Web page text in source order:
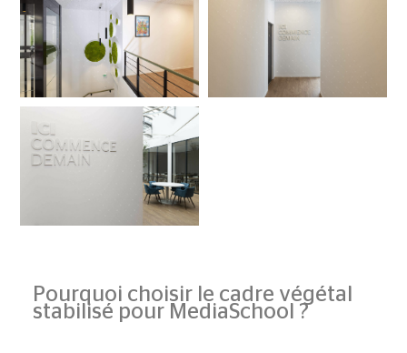
Pourquoi choisir le cadre végétal
stabilisé pour MediaSchool ?